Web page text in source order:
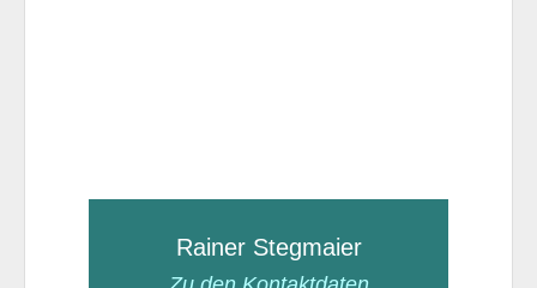
Rainer Stegmaier